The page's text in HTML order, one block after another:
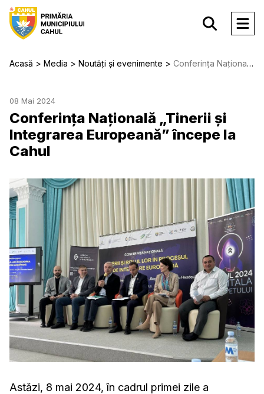
Acasă Media Noutăți și evenimente Conferința Națională „Tinerii și Integrarea Europeană” începe la Cahul
08 Mai 2024
Conferința Națională „Tinerii și
Integrarea Europeană” începe la
Cahul
Astăzi, 8 mai 2024, în cadrul primei zile a